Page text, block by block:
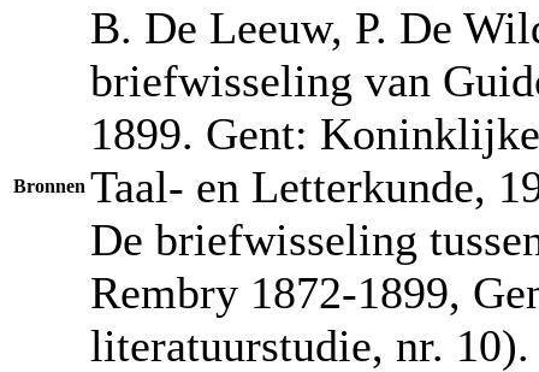
Bronnen
B. De Leeuw, P. De
briefwisseling van
1899. Gent:
Taal- en Letterkunde,
De briefwisseling
Rembry 1872-1899,
literatuurstudie, nr. 10).